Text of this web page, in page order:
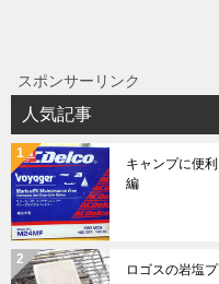
スポンサーリンク
人気記事
キャンプに便
編
ロゴスの岩塩